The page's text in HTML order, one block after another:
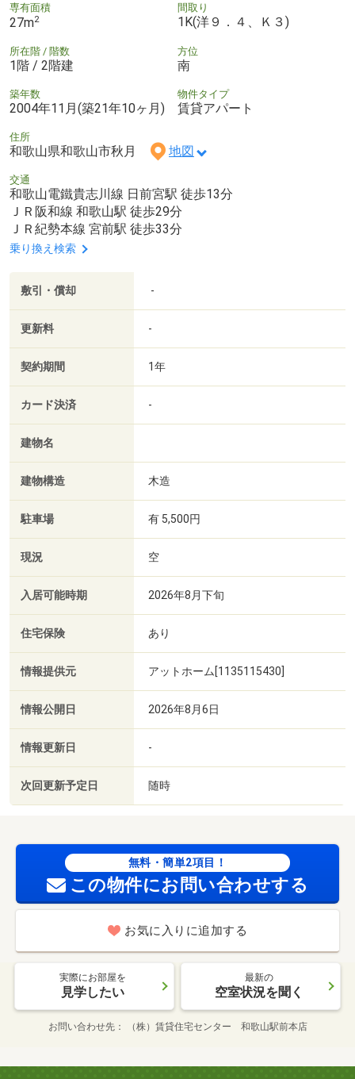
専有面積
27m2
間取り
1K(洋９．４、Ｋ３)
所在階 / 階数
1階 / 2階建
方位
南
築年数
2004年11月(築21年10ヶ月)
物件タイプ
賃貸アパート
住所
和歌山県和歌山市秋月 地図
交通
和歌山電鐵貴志川線 日前宮駅 徒歩13分
ＪＲ阪和線 和歌山駅 徒歩29分
ＪＲ紀勢本線 宮前駅 徒歩33分
乗り換え検索
敷引・償却 -
更新料 -
契約期間 1年
カード決済 -
建物名
建物構造 木造
駐車場 有 5,500円
現況 空
入居可能時期 2026年8月下旬
住宅保険 あり
情報提供元 アットホーム[1135115430]
情報公開日 2026年8月6日
情報更新日 -
次回更新予定日 随時
無料・簡単2項目！
この物件にお問い合わせする
お気に入りに追加する
実際にお部屋を
見学したい
最新の
空室状況を聞く
お問い合わせ先 （株）賃貸住宅センター 和歌山駅前本店